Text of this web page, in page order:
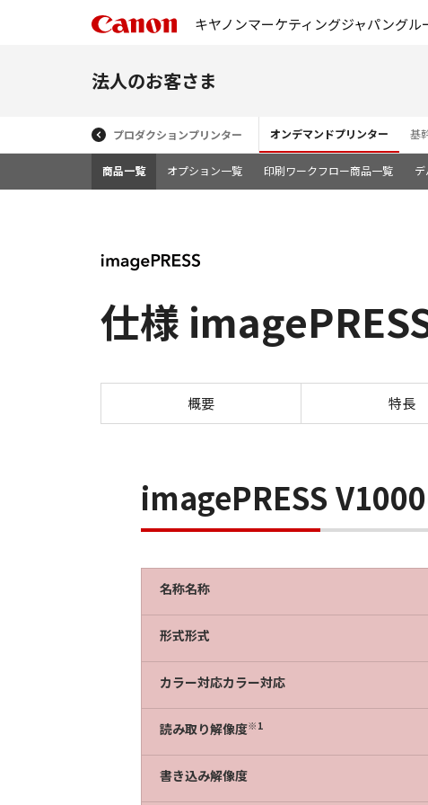
キヤノンマーケティングジャパングル
法人のお客さま
プロダクションプリンター オンデマンドプリンター 基
商品一覧 オプション一覧 印刷ワークフロー商品一覧
仕様
概要 特長
imagePRESS
名称名称
形式形式
カラー対応カラー対応
読み取り解像度※1
書き込み解像度